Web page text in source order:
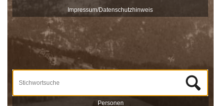
Zeitzeugen durchsuchbar.
Unterstützt werden die Dreharbeiten und das Onlineportale vom
Museum Schloss Ritzen und der
LEADER
-Förderung der
Europäischen Union. Mit dieser Sammlung von
Zeitzeugeninterviews wird das kulturelle und gesellschaftliche Erbe
Saalfeldens lebendig gehalten, sprich die Geschichte Saalfeldens.
Wir bedanken uns bei allen Beteiligten, die zur Umsetzung dieses
Projektes beigetragen haben!
Impressum/Datenschutzhinweis
Personen